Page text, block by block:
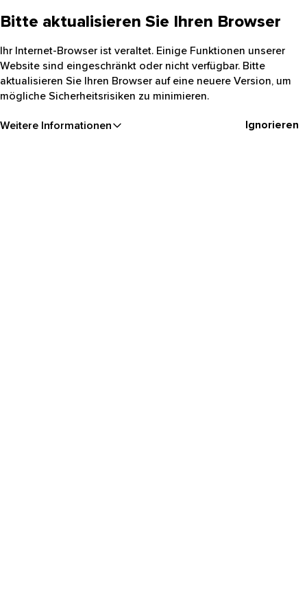
Bitte aktualisieren Sie Ihren Browser
Ihr Internet-Browser ist veraltet. Einige Funktionen unserer
Website sind eingeschränkt oder nicht verfügbar. Bitte
aktualisieren Sie Ihren Browser auf eine neuere Version, um
mögliche Sicherheitsrisiken zu minimieren.
Weitere Informationen Ignorieren